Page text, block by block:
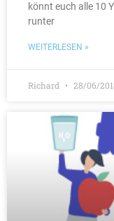
könnt euch alle 10
runter
WEITERLESEN »
Richard 28/06/